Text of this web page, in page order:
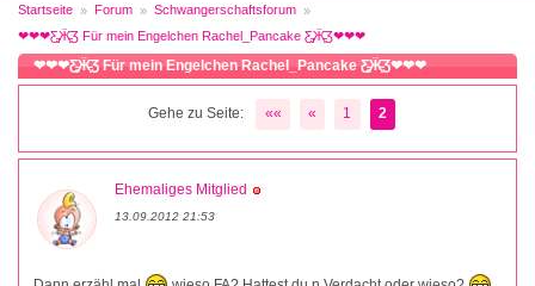
Startseite Forum
Schwangerschaftsforum
❤❤❤Ƹ̵̡Ӝ̵̨̄Ʒ Für mein Engelchen Rachel_Pancake Ƹ̵̡Ӝ̵̨̄Ʒ❤❤❤
❤❤❤Ƹ̵̡Ӝ̵̨̄Ʒ Für mein Engelchen Rachel_Pancake Ƹ̵̡Ӝ̵̨̄Ʒ❤❤❤
Gehe zu Seite: «« « 1 2
Ehemaliges Mitglied
13.09.2012 21:53